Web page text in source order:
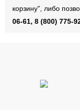
корзину", либо
06-61, 8 (800) 775-